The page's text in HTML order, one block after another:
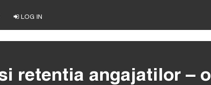
LOG IN
retentia angajatilor – o